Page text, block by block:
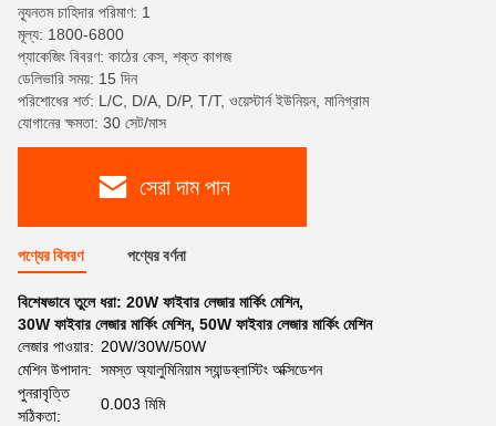
ন্যূনতম চাহিদার পরিমাণ: 1
মূল্য: 1800-6800
প্যাকেজিং বিবরণ: কাঠের কেস, শক্ত কাগজ
ডেলিভারি সময়: 15 দিন
পরিশোধের শর্ত: L/C, D/A, D/P, T/T, ওয়েস্টার্ন ইউনিয়ন, মানিগ্রাম
যোগানের ক্ষমতা: 30 সেট/মাস
সেরা দাম পান
পণ্যের বিবরণ পণ্যের বর্ণনা
বিশেষভাবে তুলে ধরা: 20W ফাইবার লেজার মার্কিং মেশিন,
30W ফাইবার লেজার মার্কিং মেশিন, 50W ফাইবার লেজার মার্কিং মেশিন
লেজার পাওয়ার: 20W/30W/50W
মেশিন উপাদান: সমস্ত অ্যালুমিনিয়াম স্যান্ডব্লাস্টিং অক্সিডেশন
পুনরাবৃত্তি
সঠিকতা:
0.003 মিমি